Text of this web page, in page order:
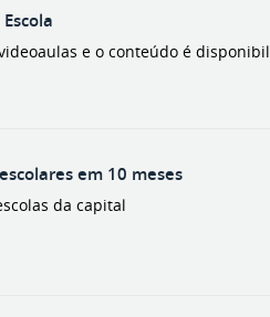
e o conteúdo é
em 10 meses
da capital